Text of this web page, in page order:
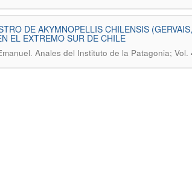
DE AKYMNOPELLIS CHILENSIS
EL EXTREMO SUR DE CHILE
. Anales del Instituto de la Patagonia;